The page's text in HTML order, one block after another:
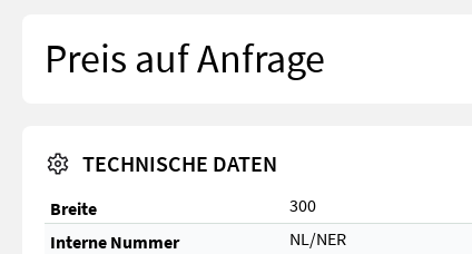
Preis auf Anfrage
TECHNISCHE DATEN
Breite
300
Interne Nummer
NL/NER